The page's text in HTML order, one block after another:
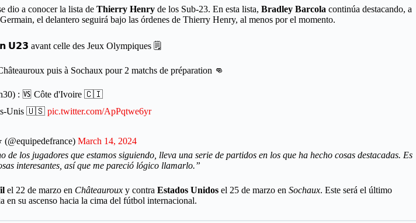
dio a conocer la lista de Thierry Henry de los Sub-23. En esta lista, Bradley Barcola continúa destacando, a
el delantero seguirá bajo las órdenes de Thierry Henry, al menos por el momento.
𝗨𝟮𝟯 avant celle des Jeux Olympiques 🗒
puis à Sochaux pour 2 matchs de préparation 👊
: 🆚 Côte d'Ivoire 🇨🇮
Unis 🇺🇸 pic.twitter.com/ApPqtwe6yr
(@equipedefrance) March 14, 2024
de los jugadores que estamos siguiendo, lleva una serie de partidos en los que ha hecho cosas destacadas. Es
interesantes, así que me pareció lógico llamarlo.”
el 22 de marzo en Châteauroux y contra Estados Unidos el 25 de marzo en Sochaux. Este será el último
en su ascenso hacia la cima del fútbol internacional.